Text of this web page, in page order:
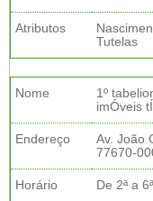
Atributos
Tutelas
Nome
1º
imÓveis
Endereço
Av. João
77670-
Horário De 2ª a